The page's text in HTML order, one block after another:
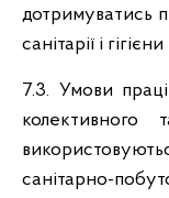
дотримуватись
санітарії і
7.3. Умови
колективного
санітарно-